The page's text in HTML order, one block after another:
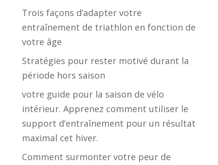
Trois façons d’adapter votre
entraînement de triathlon en fonction de
votre âge
Stratégies pour rester motivé durant la
période hors saison
votre guide pour la saison de vélo
intérieur. Apprenez comment utiliser le
support d’entraînement pour un résultat
maximal cet hiver.
Comment surmonter votre peur de